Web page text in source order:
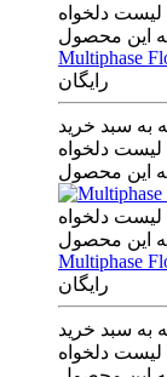
لیست دلخواه
این محصول
Multiphase
رایگان
به سبد خرید
لیست دلخواه
این محصول
لیست دلخواه
این محصول
Multiphase
رایگان
به سبد خرید
لیست دلخواه